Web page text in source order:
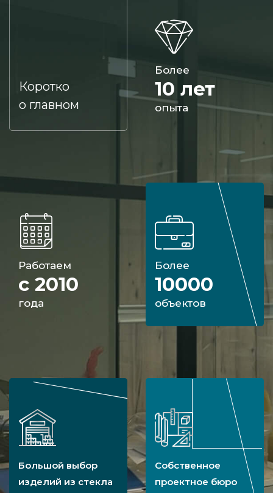
Коротко
о главном
Более
10 лет
опыта
Работаем
с 2010
года
Более
10000
объектов
Большой выбор
изделий из стекла
Собственное
проектное бюро